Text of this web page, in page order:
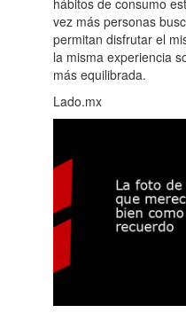
vez más personas
permitan disfrutar el
la misma experiencia
más equilibrada.
Lado.mx